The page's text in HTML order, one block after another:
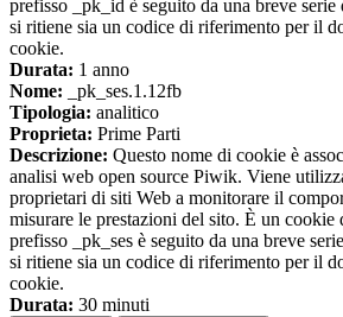
prefisso _pk_id è seguito da una breve
si ritiene sia un codice di riferimento per il
cookie.
Durata: 1 anno
Nome: _pk_ses.1.12fb
Tipologia: analitico
Proprieta: Prime Parti
Descrizione: Questo nome di cookie è
analisi web open source Piwik. Viene
proprietari di siti Web a monitorare il
misurare le prestazioni del sito. È un
prefisso _pk_ses è seguito da una breve
si ritiene sia un codice di riferimento per il
cookie.
Durata: 30 minuti